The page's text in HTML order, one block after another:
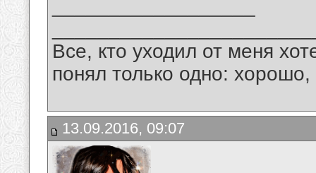
Все, кто уходил от меня
понял только одно:
13.09.2016, 09:07